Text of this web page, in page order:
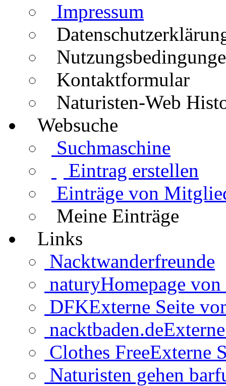
Impressum
Kontaktformular
Naturisten-Web
Websuche
Suchmaschine
Eintrag erstellen
Einträge von
Meine Einträge
Links
Nacktwanderfreunde
naturyHomepage
DFKExterne Seite
nacktbaden.de
Clothes FreeExterne
Naturisten gehen